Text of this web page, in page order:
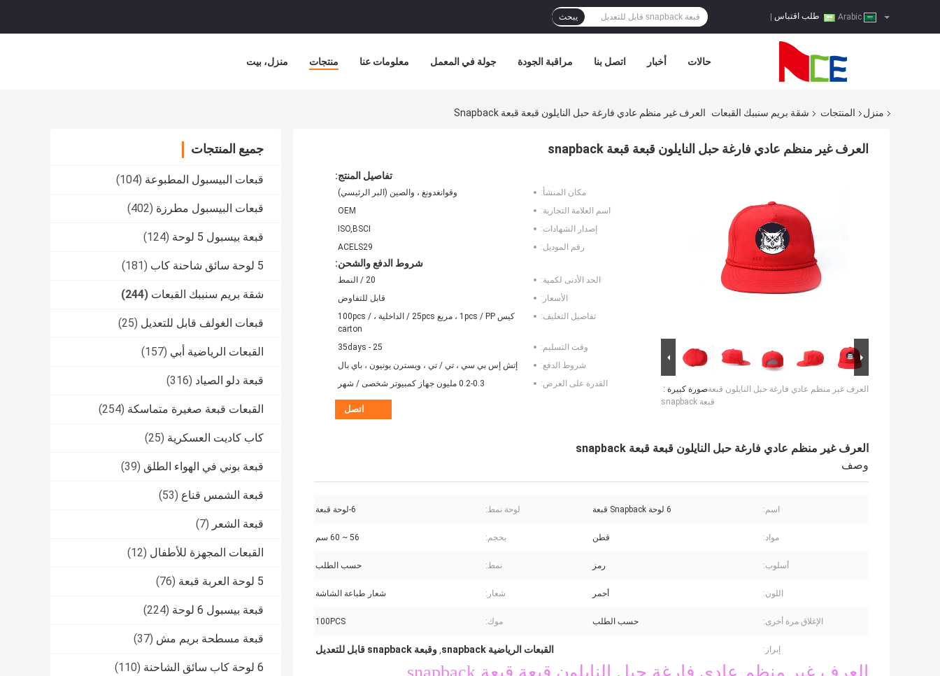
طلب اقتباس يبحث
منزل، بيت منتجات معلومات عنا جولة في المعمل مراقبة الجودة اتصل بنا أخبار حالات
منزل المنتجات شقة بريم سنببك القبعات العرف غير منظم عادي فارغة حبل النايلون قبعة قبعة Snapback
جميع المنتجات
قبعات البيسبول المطبوعة (104)
قبعات البيسبول مطرزة (402)
قبعة بيسبول 5 لوحة (124)
5 لوحة سائق شاحنة كاب (181)
شقة بريم سنببك القبعات (244)
قبعات الغولف قابل للتعديل (25)
القبعات الرياضية أبي (157)
قبعة دلو الصياد (316)
القبعات قبعة صغيرة متماسكة (254)
كاب كاديت العسكرية (25)
قبعة بوني في الهواء الطلق (39)
قبعة الشمس قناع (53)
قبعة الشعر (7)
القبعات المجهزة للأطفال (12)
5 لوحة العربة قبعة (76)
قبعة بيسبول 6 لوحة (224)
قبعة مسطحة بريم مش (37)
6 لوحة كاب سائق الشاحنة (110)
العرف غير منظم عادي فارغة حبل النايلون قبعة قبعة snapback
صورة كبيرة :العرف غير منظم عادي فارغة حبل النايلون قبعة
قبعة snapback
تفاصيل المنتج:
مكان المنشأ:
وقوانغدونغ ، والصين (البر الرئيسي)
اسم العلامة التجارية:
OEM
إصدار الشهادات:
ISO,BSCI
رقم الموديل:
ACELS29
شروط الدفع والشحن:
الحد الأدنى لكمية:
20 / النمط
الأسعار:
قابل للتفاوض
تفاصيل التغليف:
كيس 1pcs / PP ، مربع 25pcs / الداخلية ، 100pcs /
carton
وقت التسليم:
25 - 35days
شروط الدفع:
إتش إس بي سي ، تي / تي ، ويسترن يونيون ، باي بال
القدرة على العرض:
0.2-0.3 مليون جهاز كمبيوتر شخصى / شهر
اتصل
العرف غير منظم عادي فارغة حبل النايلون قبعة قبعة snapback
وصف
اسم: 6 لوحة Snapback قبعة لوحة نمط: 6-لوحة قبعة
مواد: قطن بحجم: 56 ~ 60 سم
أسلوب: رمز نمط: حسب الطلب
اللون: أحمر شعار: شعار طباعة الشاشة
الإغلاق مرة أخرى: حسب الطلب موك: 100PCS
إبراز: القبعات الرياضية snapback , وقبعة snapback قابل للتعديل